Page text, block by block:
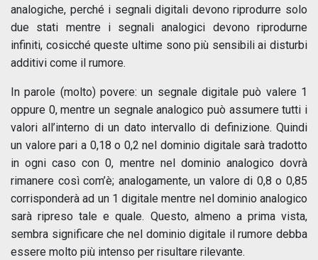
analogiche, perché i segnali digitali devono riprodurre solo
due stati mentre i segnali analogici devono riprodurne
infiniti, cosicché queste ultime sono più sensibili ai disturbi
additivi come il rumore.
In parole (molto) povere: un segnale digitale può valere 1
oppure 0, mentre un segnale analogico può assumere tutti i
valori all’interno di un dato intervallo di definizione. Quindi
un valore pari a 0,18 o 0,2 nel dominio digitale sarà tradotto
in ogni caso con 0, mentre nel dominio analogico dovrà
rimanere così com’è; analogamente, un valore di 0,8 o 0,85
corrisponderà ad un 1 digitale mentre nel dominio analogico
sarà ripreso tale e quale. Questo, almeno a prima vista,
sembra significare che nel dominio digitale il rumore debba
essere molto più intenso per risultare rilevante.